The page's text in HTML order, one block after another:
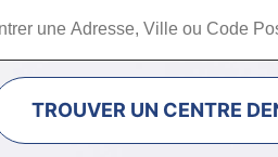
dentaire Dentimad près
Dentimad près de chez vous
TROUVER UN CENTRE